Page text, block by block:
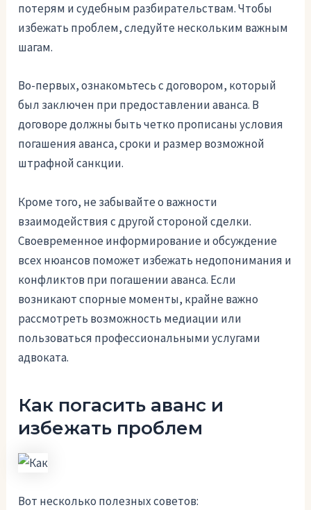
потерям и судебным разбирательствам. Чтобы
избежать проблем, следуйте нескольким важным
шагам.
Во-первых, ознакомьтесь с договором, который
был заключен при предоставлении аванса. В
договоре должны быть четко прописаны условия
погашения аванса, сроки и размер возможной
штрафной санкции.
Кроме того, не забывайте о важности
взаимодействия с другой стороной сделки.
Своевременное информирование и обсуждение
всех нюансов поможет избежать недопонимания и
конфликтов при погашении аванса. Если
возникают спорные моменты, крайне важно
рассмотреть возможность медиации или
пользоваться профессиональными услугами
адвоката.
Как погасить аванс и
избежать проблем
Вот несколько полезных советов: